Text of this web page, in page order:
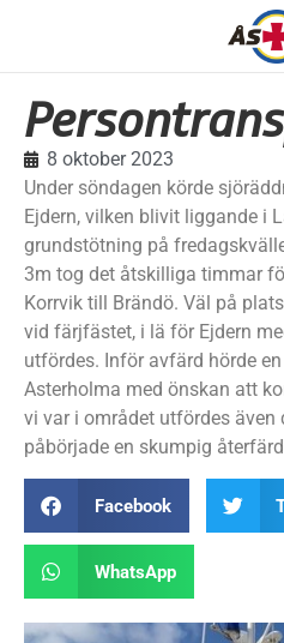
8 oktober 2023
Under söndagen körde
Ejdern, vilken blivit liggande i
grundstötning på
3m tog det åtskilliga timmar
Korrvik till Brändö. Väl på
vid färjfästet, i lä för Ejdern
utfördes. Inför avfärd hörde
Asterholma med önskan att
vi var i området utfördes även
påbörjade en skumpig
Facebook
WhatsApp